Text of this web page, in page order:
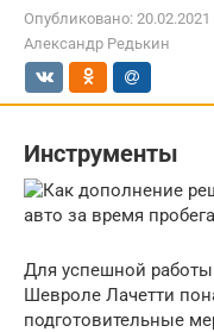
Опубликовано: 20.02.2021
Александр Редькин
Инструменты
Для успешной
Шевроле Лачетти
подготовительные